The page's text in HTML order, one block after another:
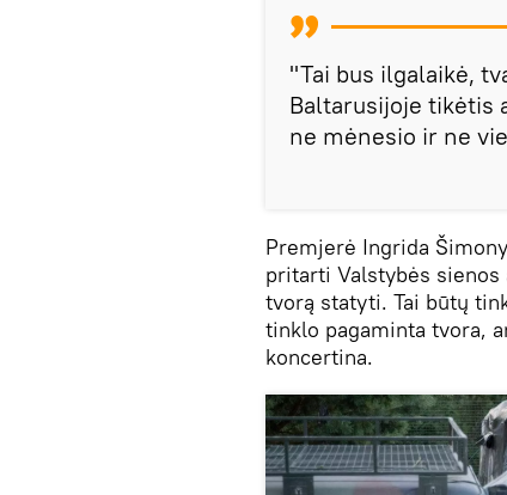
"Tai bus ilgalaikė,
Baltarusijoje tikėtis
ne mėnesio ir ne
Premjerė Ingrida
pritarti Valstybės sienos
tvorą statyti. Tai būtų
tinklo pagaminta tvora,
koncertina.